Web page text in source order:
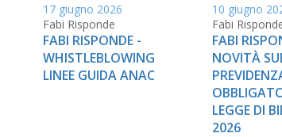
17 giugno 2026
Fabi Risponde
FABI RISPONDE -
WHISTLEBLOWING
LINEE GUIDA ANAC
10 giugno
Fabi
FABI
NOVITÀ
LEGGE DI
2026